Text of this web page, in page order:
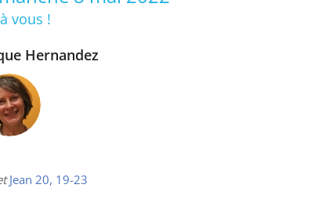
vous !
Hernandez
Jean 20, 19-23